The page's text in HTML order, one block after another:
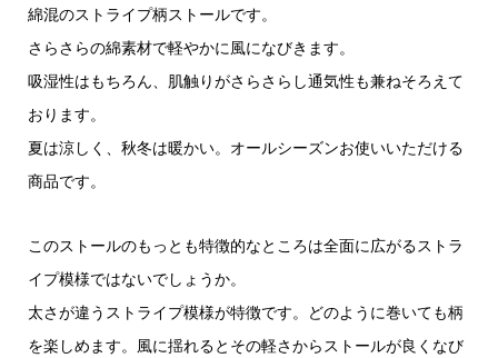
綿混のストライプ柄ストールです。
さらさらの綿素材で軽やかに風になびきます。
吸湿性はもちろん、肌触りがさらさらし通気性も兼ねそろえて
おります。
夏は涼しく、秋冬は暖かい。オールシーズンお使いいただける
商品です。
このストールのもっとも特徴的なところは全面に広がるストラ
イプ模様ではないでしょうか。
太さが違うストライプ模様が特徴です。どのように巻いても柄
を楽しめます。風に揺れるとその軽さからストールが良くなび